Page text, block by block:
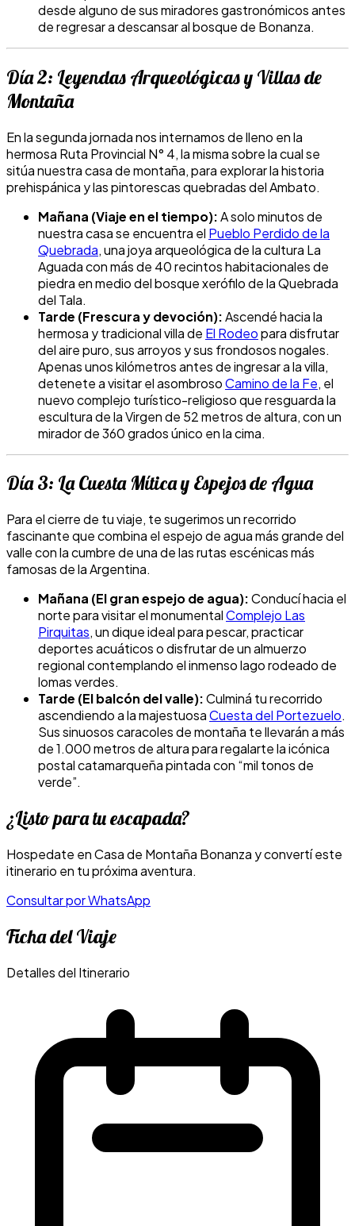
desde alguno de sus miradores gastronómicos antes
de regresar a descansar al bosque de Bonanza.
Día 2: Leyendas Arqueológicas y Villas de
Montaña
En la segunda jornada nos internamos de lleno en la
hermosa Ruta Provincial N° 4, la misma sobre la cual se
sitúa nuestra casa de montaña, para explorar la historia
prehispánica y las pintorescas quebradas del Ambato.
Mañana (Viaje en el tiempo):A solo minutos de
nuestra casa se encuentra el Pueblo Perdido de la
Quebrada, una joya arqueológica de la cultura La
Aguada con más de 40 recintos habitacionales de
piedra en medio del bosque xerófilo de la Quebrada
del Tala.
Tarde (Frescura y devoción):Ascendé hacia la
hermosa y tradicional villa de El Rodeopara disfrutar
del aire puro, sus arroyos y sus frondosos nogales.
Apenas unos kilómetros antes de ingresar a la villa,
detenete a visitar el asombrosoCamino de la Fe, el
nuevo complejo turístico-religioso que resguarda la
escultura de la Virgen de 52 metros de altura, con un
mirador de 360 grados único en la cima.
Día 3: La Cuesta Mítica y Espejos de Agua
Para el cierre de tu viaje, te sugerimos un recorrido
fascinante que combina el espejo de agua más grande del
valle con la cumbre de una de las rutas escénicas más
famosas de la Argentina.
Mañana (El gran espejo de agua):Conducí hacia el
norte para visitar el monumentalComplejo Las
Pirquitas, un dique ideal para pescar, practicar
deportes acuáticos o disfrutar de un almuerzo
regional contemplando el inmenso lago rodeado de
lomas verdes.
Tarde (El balcón del valle):Culminá tu recorrido
ascendiendo a la majestuosaCuesta del Portezuelo.
Sus sinuosos caracoles de montaña te llevarán a más
de 1.000 metros de altura para regalarte la icónica
postal catamarqueña pintada con “mil tonos de
verde”.
¿Listo para tu escapada?
Hospedate en Casa de Montaña Bonanza y convertí este
itinerario en tu próxima aventura.
Consultar por WhatsApp
Ficha del Viaje
Detalles del Itinerario